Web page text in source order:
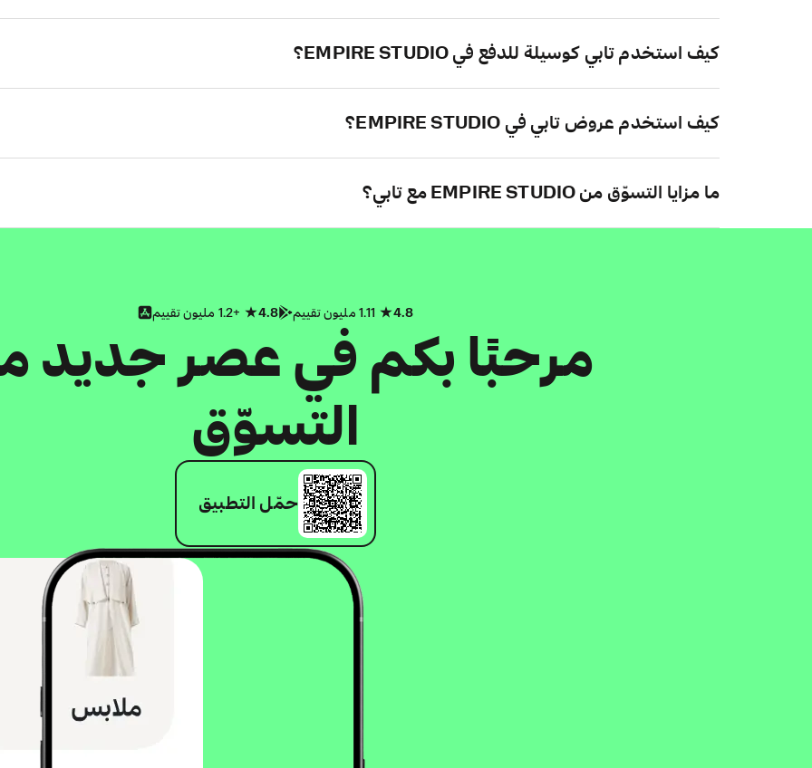
كيف استخدم تابي كوسيلة للدفع في EMPIRE STUDIO؟
كيف استخدم عروض تابي في EMPIRE STUDIO؟
ما مزايا التسوّق من EMPIRE STUDIO مع تابي؟
4.8
4.8 +1.2 مليون تقييم
مرحبًا بكم في عصر جديد
التسوّق
حمّل التطبيق